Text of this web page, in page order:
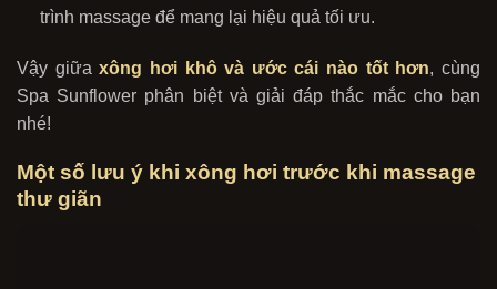
trình massage để mang lại hiệu quả tối ưu.
Vậy giữaxông hơi khô và ước cái nào tốt hơn, cùng
Spa Sunflower phân biệt và giải đáp thắc mắc cho bạn
nhé!
Một số lưu ý khi xông hơi trước khi massage
thư giãn